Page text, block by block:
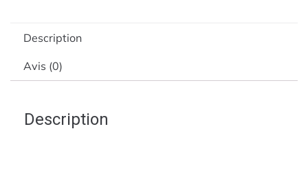
Description
Avis (0)
Description